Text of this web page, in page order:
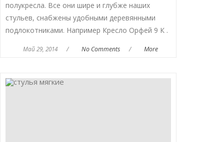
полукресла. Все они шире и глубже наших
стульев, снабжены удобными деревянными
подлокотниками. Например Кресло Орфей 9 К .
Май 29, 2014 / No Comments / More